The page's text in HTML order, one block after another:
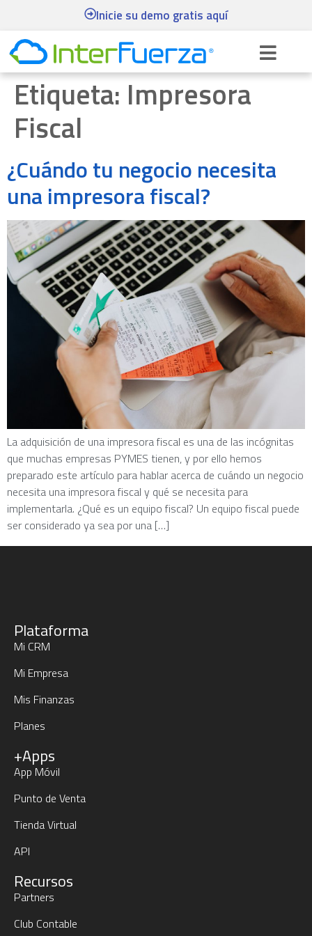
Inicie su demo gratis aquí
Etiqueta: Impresora
Fiscal
¿Cuándo tu negocio necesita
una impresora fiscal?
La adquisición de una impresora fiscal es una de las incógnitas
que muchas empresas PYMES tienen, y por ello hemos
preparado este artículo para hablar acerca de cuándo un negocio
necesita una impresora fiscal y qué se necesita para
implementarla. ¿Qué es un equipo fiscal? Un equipo fiscal puede
ser considerado ya sea por una […]
Plataforma
Mi CRM
Mi Empresa
Mis Finanzas
Planes
+Apps
App Móvil
Punto de Venta
Tienda Virtual
API
Recursos
Partners
Club Contable